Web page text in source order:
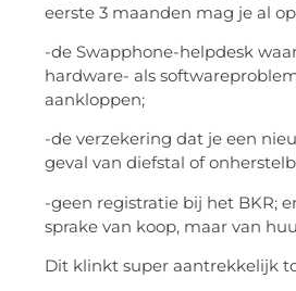
eerste 3 maanden mag je al
-de Swapphone-helpdesk
hardware- als
aankloppen;
-de verzekering dat je een
geval van diefstal of
-geen registratie bij het BKR;
sprake van koop, maar van
Dit klinkt super aantrekkelijk